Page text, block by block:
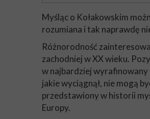
Myśląc o Kołakowskim
rozumiana i tak naprawdę
Różnorodność
zachodniej w XX wieku.
w najbardziej wyrafinowany
jakie wyciągnął, nie mogą
przedstawiony w historii
Europy.